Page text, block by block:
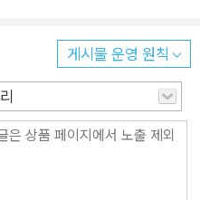
히고 있다. 이 책은 2003년부
물과 ‘공간 콤플렉스’라는 특
을 통해 밀레니엄 이후 20여
층위를 보여준다. 건축가
장 먼저 등장하는 상상사진관
게시물 운영 원칙